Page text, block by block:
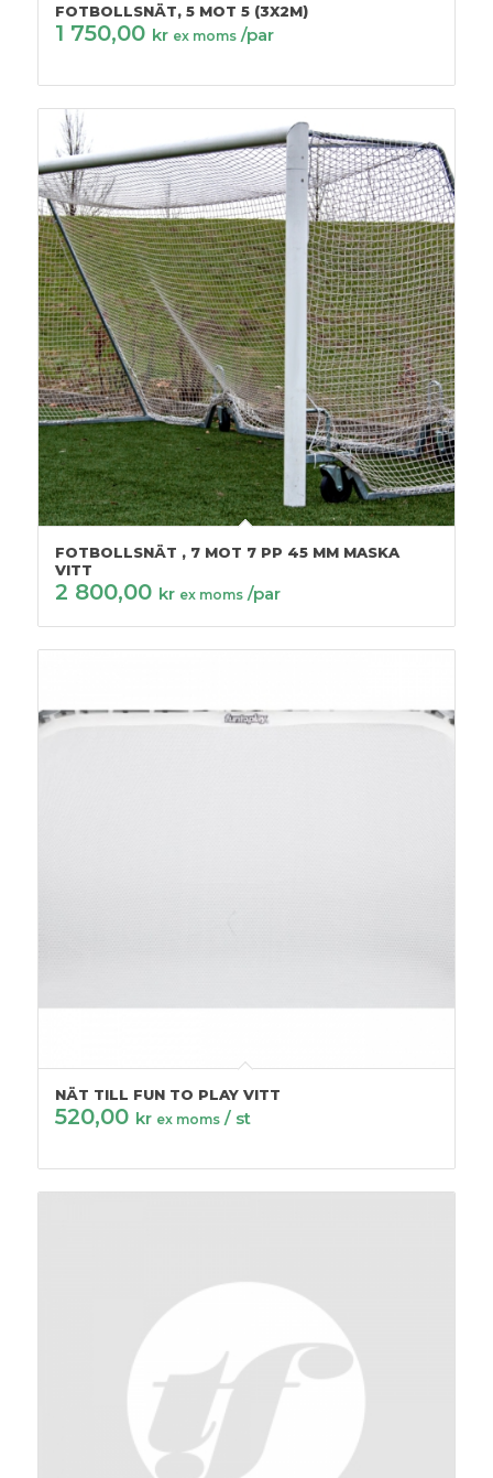
FOTBOLLSNÄT, 5 MOT 5 (3X2M)
1 750,00 kr ex moms /par
FOTBOLLSNÄT , 7 MOT 7 PP 45 MM MASKA
VITT
2 800,00 kr ex moms /par
NÄT TILL FUN TO PLAY VITT
520,00 kr ex moms / st